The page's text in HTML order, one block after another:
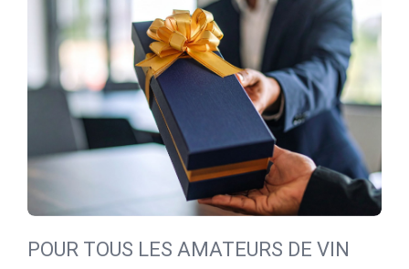
POUR TOUS LES AMATEURS DE VIN